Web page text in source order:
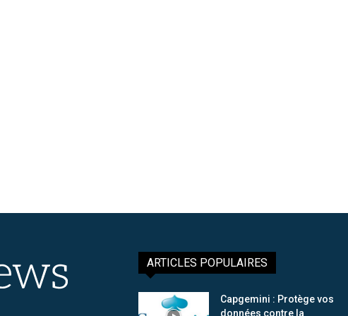
ARTICLES POPULAIRES
Capgemini : Protège vos
données contre la